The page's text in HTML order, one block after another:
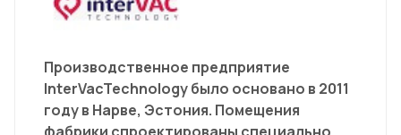
Производственное предприятие
InterVacTechnology было основано в 2011
году в Нарве, Эстония. Помещения